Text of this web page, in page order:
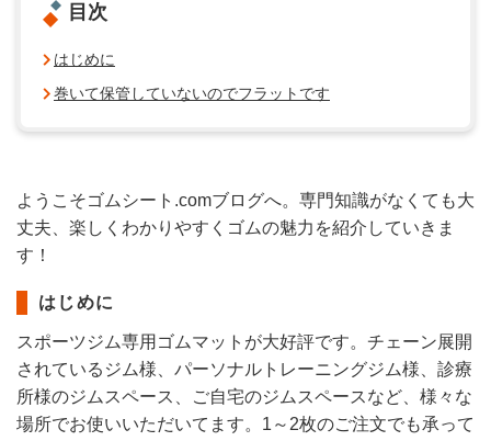
目次
はじめに
巻いて保管していないのでフラットです
ようこそゴムシート.comブログへ。専門知識がなくても大
丈夫、楽しくわかりやすくゴムの魅力を紹介していきま
す！
はじめに
スポーツジム専用ゴムマットが大好評です。チェーン展開
されているジム様、パーソナルトレーニングジム様、診療
所様のジムスペース、ご自宅のジムスペースなど、様々な
場所でお使いいただいてます。1～2枚のご注文でも承って